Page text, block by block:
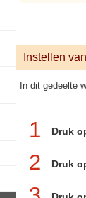
Instellen
In dit gedeelte
1 Druk
2 Druk